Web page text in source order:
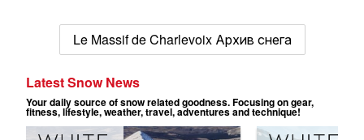
Le Massif de Charlevoix Архив снега